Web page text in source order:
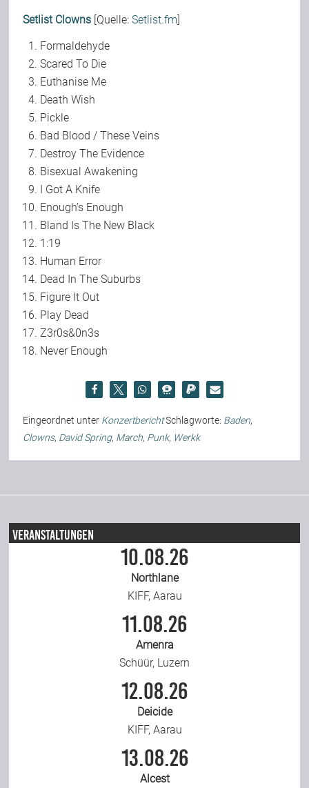
Setlist Clowns [Quelle:Setlist.fm]
Formaldehyde
Scared To Die
Euthanise Me
Death Wish
Pickle
Bad Blood / These Veins
Destroy The Evidence
Bisexual Awakening
I Got A Knife
Enough’s Enough
Bland Is The New Black
1:19
Human Error
Dead In The Suburbs
Figure It Out
Play Dead
Z3r0s&0n3s
Never Enough
Eingeordnet unter KonzertberichtSchlagworte: Baden,
Clowns, David Spring, March, Punk, Werkk
Veranstaltungen
10.08.26
Northlane
KIFF, Aarau
11.08.26
Amenra
Schüür, Luzern
12.08.26
Deicide
KIFF, Aarau
13.08.26
Alcest